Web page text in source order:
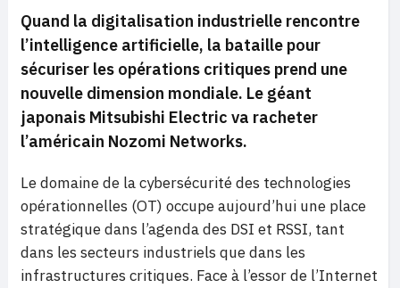
Quand la digitalisation industrielle rencontre
l’intelligence artificielle, la bataille pour
sécuriser les opérations critiques prend une
nouvelle dimension mondiale. Le géant
japonais Mitsubishi Electric va racheter
l’américain Nozomi Networks.
Le domaine de la cybersécurité des technologies
opérationnelles (OT) occupe aujourd’hui une place
stratégique dans l’agenda des DSI et RSSI, tant
dans les secteurs industriels que dans les
infrastructures critiques. Face à l’essor de l’Internet